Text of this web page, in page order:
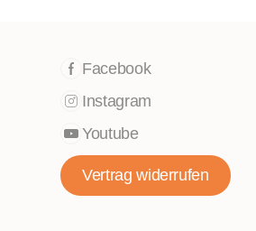
Facebook
Instagram
Youtube
Vertrag widerrufen